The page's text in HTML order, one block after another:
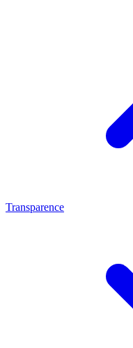
Transparence